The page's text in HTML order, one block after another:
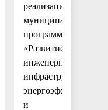
реализации
муниципальной
программы
«Развитие
инженерной
инфраструктуры,
энергоэффективности
и